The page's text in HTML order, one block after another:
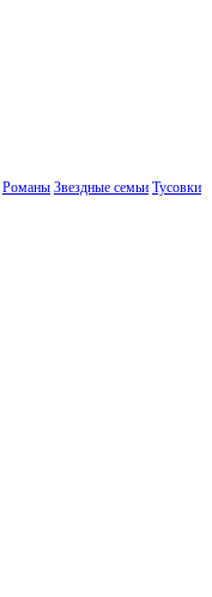
Романы Звездные семьи Тусовки